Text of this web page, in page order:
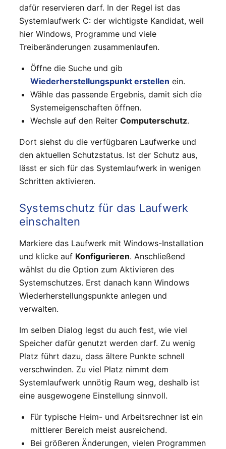
dafür reservieren darf. In der Regel ist das
Systemlaufwerk C: der wichtigste Kandidat, weil
hier Windows, Programme und viele
Treiberänderungen zusammenlaufen.
Öffne die Suche und gib
Wiederherstellungspunkt erstellen ein.
Wähle das passende Ergebnis, damit sich die
Systemeigenschaften öffnen.
Wechsle auf den ReiterComputerschutz.
Dort siehst du die verfügbaren Laufwerke und
den aktuellen Schutzstatus. Ist der Schutz aus,
lässt er sich für das Systemlaufwerk in wenigen
Schritten aktivieren.
Systemschutz für das Laufwerk
einschalten
Markiere das Laufwerk mit Windows-Installation
und klicke auf Konfigurieren. Anschließend
wählst du die Option zum Aktivieren des
Systemschutzes. Erst danach kann Windows
Wiederherstellungspunkte anlegen und
verwalten.
Im selben Dialog legst du auch fest, wie viel
Speicher dafür genutzt werden darf. Zu wenig
Platz führt dazu, dass ältere Punkte schnell
verschwinden. Zu viel Platz nimmt dem
Systemlaufwerk unnötig Raum weg, deshalb ist
eine ausgewogene Einstellung sinnvoll.
Für typische Heim- und Arbeitsrechner ist ein
mittlerer Bereich meist ausreichend.
Bei größeren Änderungen, vielen Programmen